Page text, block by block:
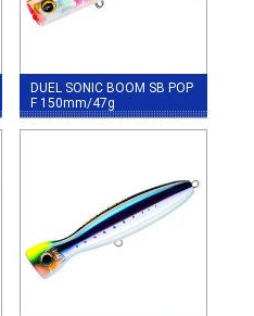
DUEL SONIC BOOM SB POP
F 150mm/47g